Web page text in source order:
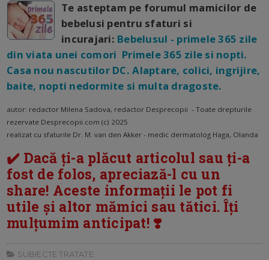
Te asteptam pe forumul mamicilor de
bebelusi pentru sfaturi si
incurajari: Bebelusul - primele 365 zile
din viata unei comori Primele 365 zile si nopti.
Casa nou nascutilor DC. Alaptare, colici, ingrijire,
baite, nopti nedormite si multa dragoste.
autor: redactor Milena Sadova, redactor Desprecopii - Toate drepturile
rezervate Desprecopii.com (c) 2025
realizat cu sfaturile Dr. M. van den Akker - medic dermatolog Haga, Olanda
✔️ Dacă ți-a plăcut articolul sau ți-a
fost de folos, apreciază-l cu un
share! Aceste informații le pot fi
utile și altor mămici sau tătici. Îți
mulțumim anticipat! ❣️
SUBIECTE TRATATE: